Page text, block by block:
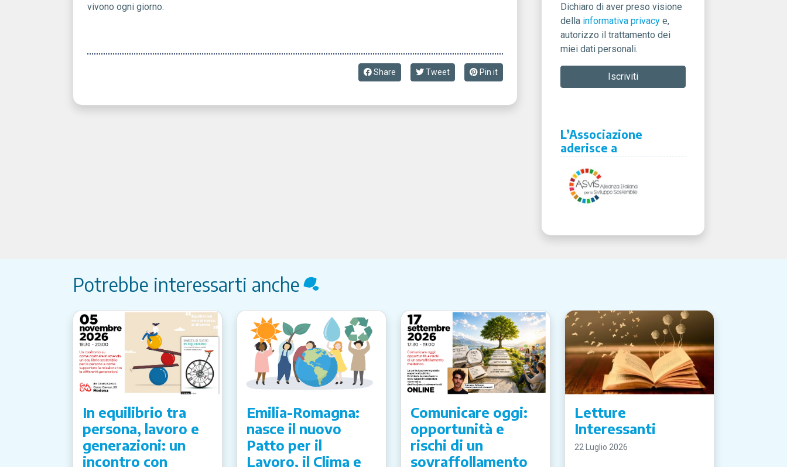
vivono ogni giorno.
Share Tweet Pin it
Dichiaro di aver preso visione
della informativa privacy e,
autorizzo il trattamento dei
miei dati personali.
L’Associazione
aderisce a
Potrebbe interessarti anche
In equilibrio tra
persona, lavoro e
generazioni: un
incontro con
Emilia-Romagna:
nasce il nuovo
Patto per il
Lavoro, il Clima e
Comunicare oggi:
opportunità e
rischi di un
sovraffollamento
Letture
Interessanti
22 Luglio 2026